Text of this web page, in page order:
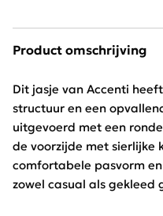
Product omschrijving
Dit jasje van Accenti
structuur en een
uitgevoerd met een
de voorzijde met sierlijke
comfortabele pasvorm
zowel casual als gekleed